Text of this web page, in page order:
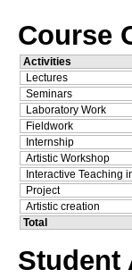
Course
Activities
Lectures
Seminars
Laboratory Work
Fieldwork
Internship
Artistic Workshop
Interactive Teaching
Project
Artistic creation
Total
Student